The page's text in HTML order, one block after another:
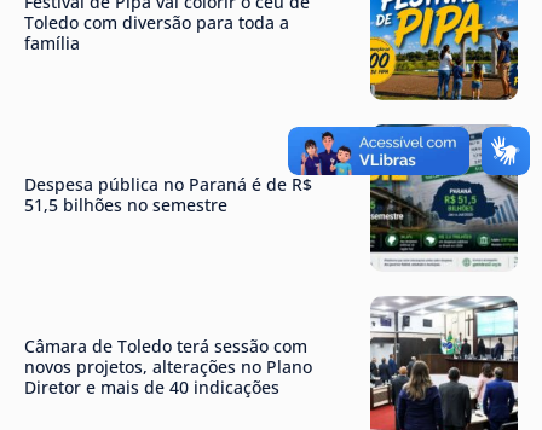
Toledo com diversão para toda a
família
Despesa pública no Paraná é de R$
51,5 bilhões no semestre
Câmara de Toledo terá sessão com
novos projetos, alterações no Plano
Diretor e mais de 40 indicações